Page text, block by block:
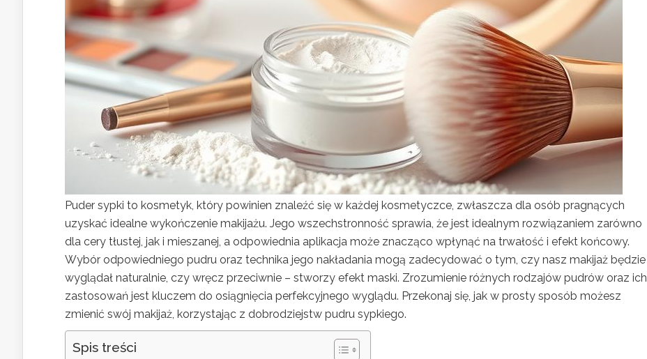
Puder sypki to kosmetyk, który powinien znaleźć się w każdej kosmetyczce, zwłaszcza dla osób pragnących
uzyskać idealne wykończenie makijażu. Jego wszechstronność sprawia, że jest idealnym rozwiązaniem zarówno
dla cery tłustej, jak i mieszanej, a odpowiednia aplikacja może znacząco wpłynąć na trwałość i efekt końcowy.
Wybór odpowiedniego pudru oraz technika jego nakładania mogą zadecydować o tym, czy nasz makijaż będzie
wyglądał naturalnie, czy wręcz przeciwnie – stworzy efekt maski. Zrozumienie różnych rodzajów pudrów oraz ich
zastosowań jest kluczem do osiągnięcia perfekcyjnego wyglądu. Przekonaj się, jak w prosty sposób możesz
zmienić swój makijaż, korzystając z dobrodziejstw pudru sypkiego.
Spis treści